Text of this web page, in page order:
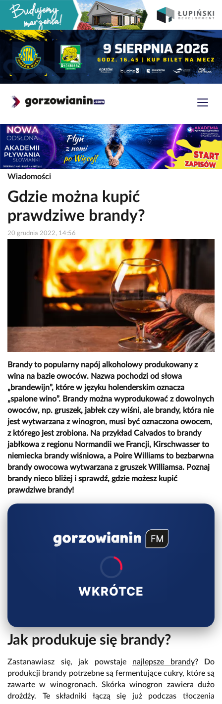
Wiadomości
Gdzie można kupić
prawdziwe brandy?
20 grudnia 2022, 14:56
Brandy to popularny napój alkoholowy produkowany z
wina na bazie owoców. Nazwa pochodzi od słowa
„brandewijn”, które w języku holenderskim oznacza
„spalone wino”. Brandy można wyprodukować z dowolnych
owoców, np. gruszek, jabłek czy wiśni, ale brandy, która nie
jest wytwarzana z winogron, musi być oznaczona owocem,
z którego jest zrobiona. Na przykład Calvados to brandy
jabłkowa z regionu Normandii we Francji, Kirschwasser to
niemiecka brandy wiśniowa, a Poire Williams to bezbarwna
brandy owocowa wytwarzana z gruszek Williamsa. Poznaj
brandy nieco bliżej i sprawdź, gdzie możesz kupić
prawdziwe brandy!
WKRÓTCE
Jak produkuje się brandy?
Zastanawiasz się, jak powstaje najlepsze brandy? Do
produkcji brandy potrzebne są fermentujące cukry, które są
zawarte w winogronach. Skórka winogron zawiera dużo
drożdży. Te składniki łączą się już podczas tłoczenia